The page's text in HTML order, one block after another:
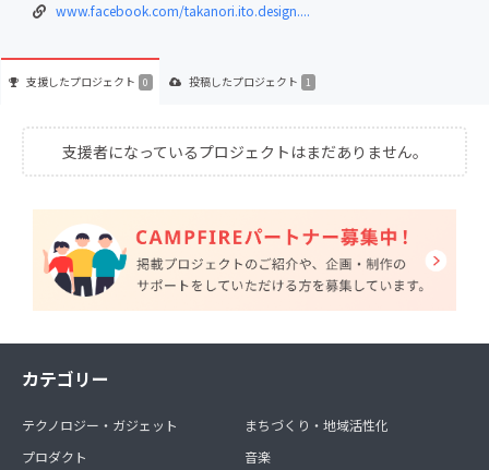
www.facebook.com/takanori.ito.design....
支援したプロジェクト 0 投稿したプロジェクト 1
支援者になっているプロジェクトはまだありません。
カテゴリー
テクノロジー・ガジェット
プロダクト
まちづくり・地域活性化
音楽